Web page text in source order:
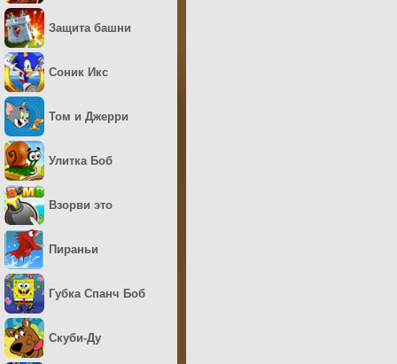
Защита башни
Соник Икс
Том и Джерри
Улитка Боб
Взорви это
Пираньи
Губка Спанч Боб
Скуби-Ду